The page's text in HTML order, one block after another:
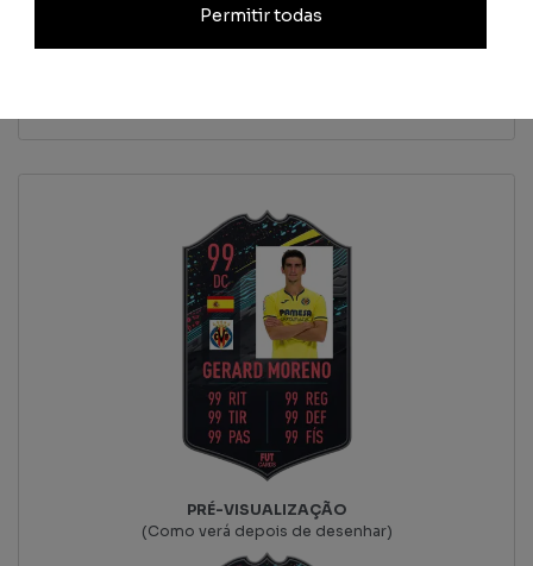
PRÉ-VISUALIZAÇÃO
(Como verá depois de desenhar)
Permitir todas